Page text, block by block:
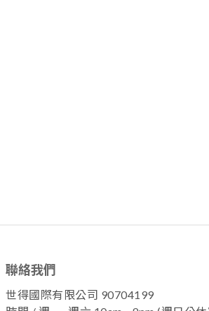
聯絡我們
世得國際有限公司 90704199